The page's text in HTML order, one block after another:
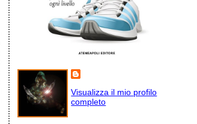
Visualizza il mio profilo
completo